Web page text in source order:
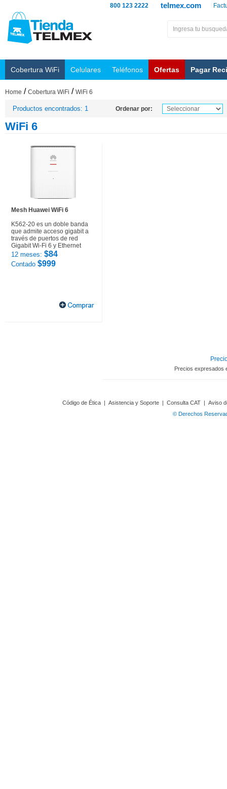
telmex.com
800 123 2222
Cobertura WiFi Celulares Teléfonos Ofertas Pagar
Home / Cobertura WiFi / WiFi 6
Productos encontrados: 1 Ordenar por:
WiFi 6
Mesh Huawei WiFi 6
K562-20 es un doble banda
que admite acceso gigabit a
través de puertos de red
Gigabit Wi-Fi 6 y Ethernet
12 meses: $84
Contado $999
Precios expresados
Código de Ética | Asistencia y Soporte | Consulta CAT | Aviso
© Derechos